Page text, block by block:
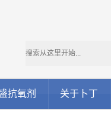
抗氧剂 关于卜丁